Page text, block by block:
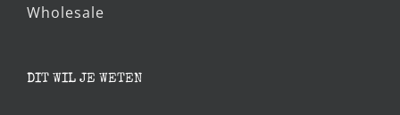
Wholesale
DIT WIL JE WETEN